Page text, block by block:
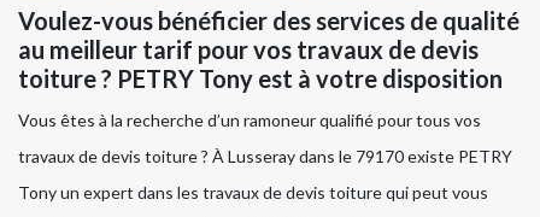
Voulez-vous bénéficier des services de qualité
au meilleur tarif pour vos travaux de devis
toiture ? PETRY Tony est à votre disposition
Vous êtes à la recherche d’un ramoneur qualifié pour tous vos
travaux de devis toiture ? À Lusseray dans le 79170 existe PETRY
Tony un expert dans les travaux de devis toiture qui peut vous